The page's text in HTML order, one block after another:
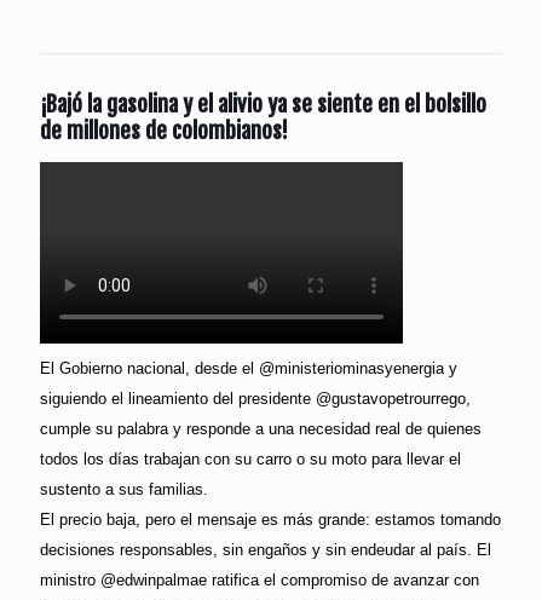
¡Bajó la gasolina y el alivio ya se siente en el bolsillo
de millones de colombianos!
El Gobierno nacional, desde el @ministeriominasyenergia y
siguiendo el lineamiento del presidente @gustavopetrourrego,
cumple su palabra y responde a una necesidad real de quienes
todos los días trabajan con su carro o su moto para llevar el
sustento a sus familias.
El precio baja, pero el mensaje es más grande: estamos tomando
decisiones responsables, sin engaños y sin endeudar al país. El
ministro @edwinpalmae ratifica el compromiso de avanzar con